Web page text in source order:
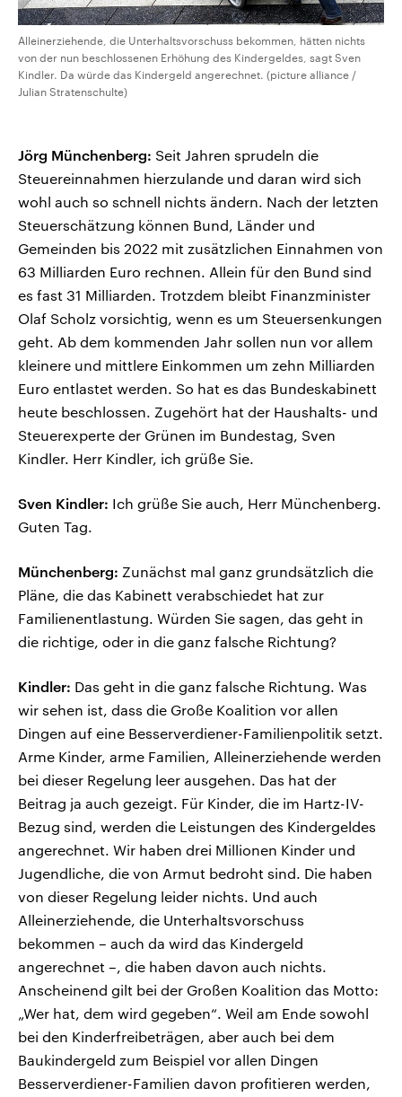
Alleinerziehende, die Unterhaltsvorschuss bekommen, hätten nichts
von der nun beschlossenen Erhöhung des Kindergeldes, sagt Sven
Kindler. Da würde das Kindergeld angerechnet. (picture alliance /
Julian Stratenschulte)
Jörg Münchenberg: Seit Jahren sprudeln die
Steuereinnahmen hierzulande und daran wird sich
wohl auch so schnell nichts ändern. Nach der letzten
Steuerschätzung können Bund, Länder und
Gemeinden bis 2022 mit zusätzlichen Einnahmen von
63 Milliarden Euro rechnen. Allein für den Bund sind
es fast 31 Milliarden. Trotzdem bleibt Finanzminister
Olaf Scholz vorsichtig, wenn es um Steuersenkungen
geht. Ab dem kommenden Jahr sollen nun vor allem
kleinere und mittlere Einkommen um zehn Milliarden
Euro entlastet werden. So hat es das Bundeskabinett
heute beschlossen. Zugehört hat der Haushalts- und
Steuerexperte der Grünen im Bundestag, Sven
Kindler. Herr Kindler, ich grüße Sie.
Sven Kindler: Ich grüße Sie auch, Herr Münchenberg.
Guten Tag.
Münchenberg: Zunächst mal ganz grundsätzlich die
Pläne, die das Kabinett verabschiedet hat zur
Familienentlastung. Würden Sie sagen, das geht in
die richtige, oder in die ganz falsche Richtung?
Kindler: Das geht in die ganz falsche Richtung. Was
wir sehen ist, dass die Große Koalition vor allen
Dingen auf eine Besserverdiener-Familienpolitik setzt.
Arme Kinder, arme Familien, Alleinerziehende werden
bei dieser Regelung leer ausgehen. Das hat der
Beitrag ja auch gezeigt. Für Kinder, die im Hartz-IV-
Bezug sind, werden die Leistungen des Kindergeldes
angerechnet. Wir haben drei Millionen Kinder und
Jugendliche, die von Armut bedroht sind. Die haben
von dieser Regelung leider nichts. Und auch
Alleinerziehende, die Unterhaltsvorschuss
bekommen – auch da wird das Kindergeld
angerechnet –, die haben davon auch nichts.
Anscheinend gilt bei der Großen Koalition das Motto:
„Wer hat, dem wird gegeben“. Weil am Ende sowohl
bei den Kinderfreibeträgen, aber auch bei dem
Baukindergeld zum Beispiel vor allen Dingen
Besserverdiener-Familien davon profitieren werden,